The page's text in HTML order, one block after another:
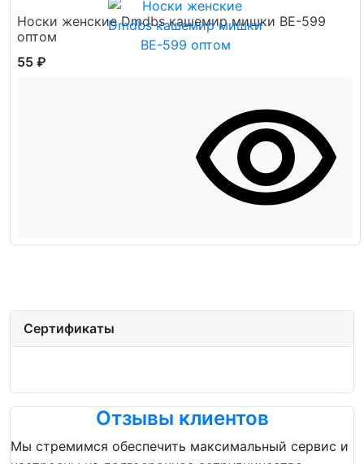
Носки женские Dmdbs кашемир мишки ВЕ-599
оптом
55 ₽
Сертификаты
Отзывы клиентов
Мы стремимся обеспечить максимальный сервис и